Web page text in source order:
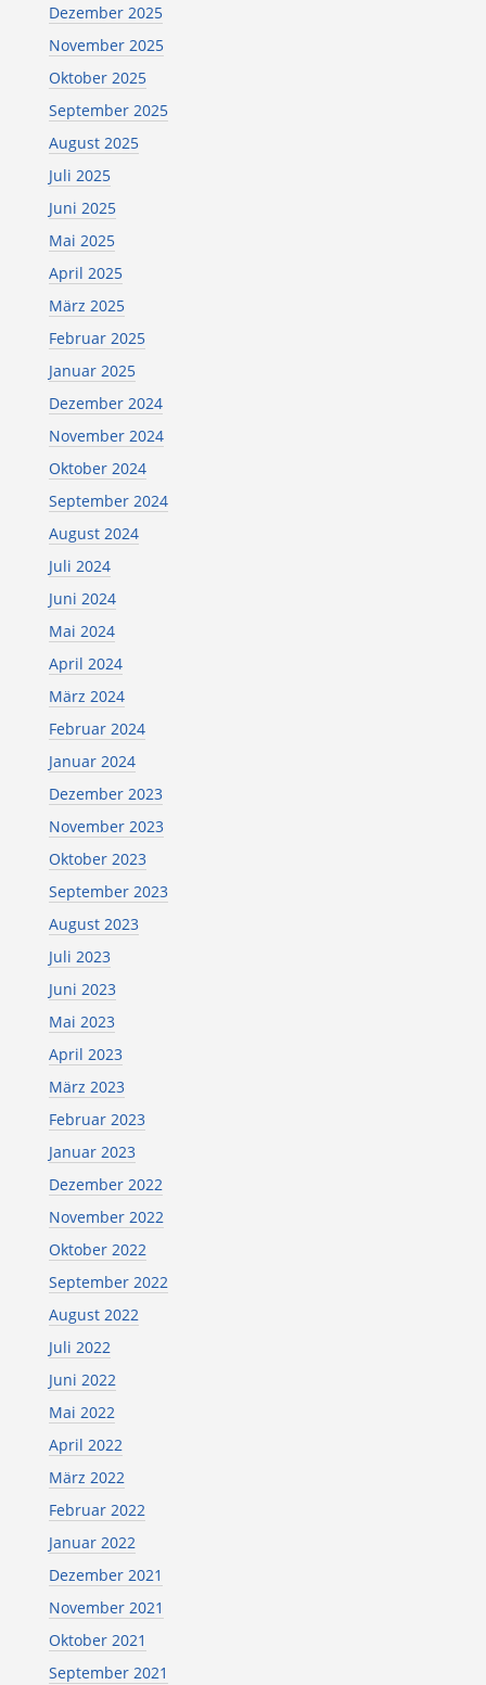
Dezember 2025
November 2025
Oktober 2025
September 2025
August 2025
Juli 2025
Juni 2025
Mai 2025
April 2025
März 2025
Februar 2025
Januar 2025
Dezember 2024
November 2024
Oktober 2024
September 2024
August 2024
Juli 2024
Juni 2024
Mai 2024
April 2024
März 2024
Februar 2024
Januar 2024
Dezember 2023
November 2023
Oktober 2023
September 2023
August 2023
Juli 2023
Juni 2023
Mai 2023
April 2023
März 2023
Februar 2023
Januar 2023
Dezember 2022
November 2022
Oktober 2022
September 2022
August 2022
Juli 2022
Juni 2022
Mai 2022
April 2022
März 2022
Februar 2022
Januar 2022
Dezember 2021
November 2021
Oktober 2021
September 2021